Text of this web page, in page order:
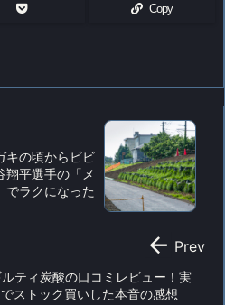
Copy
キの頃からビビ
翔平選手の「メ
でラクになった
ティ炭酸の口コミレビュー！実
ストック買いした本音の感想
 Prev